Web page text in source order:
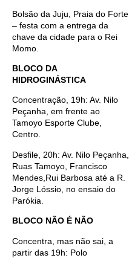
Bolsão da Juju, Praia do Forte
– festa com a entrega da
chave da cidade para o Rei
Momo.
BLOCO DA
HIDROGINÁSTICA
Concentração, 19h: Av. Nilo
Peçanha, em frente ao
Tamoyo Esporte Clube,
Centro.
Desfile, 20h: Av. Nilo Peçanha,
Ruas Tamoyo, Francisco
Mendes,Rui Barbosa até a R.
Jorge Lóssio, no ensaio do
Parókia.
BLOCO NÃO É NÃO
Concentra, mas não sai, a
partir das 19h: Polo